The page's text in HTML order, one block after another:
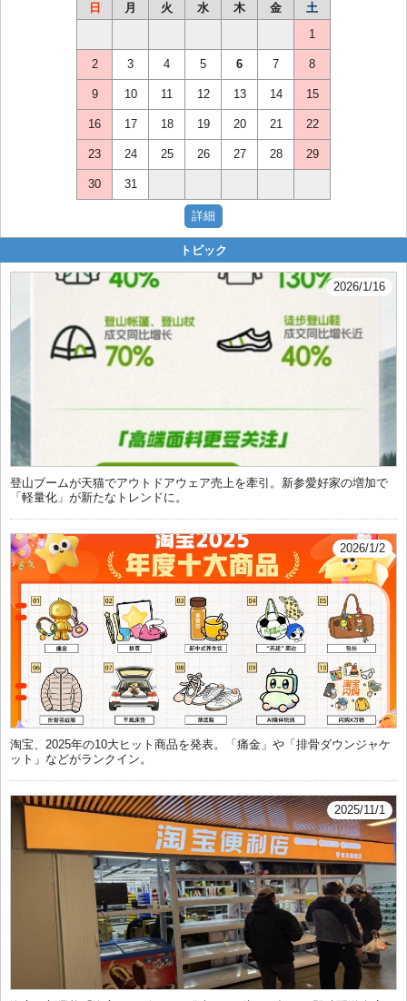
日 月 火 水 木 金
土
1
2 3 4 5 6 7 8
9 10 11 12 13 14 15
16 17 18 19 20 21 22
23 24 25 26 27 28 29
30 31
トピック
2026/1/16
登山ブームが天猫でアウトドアウェア売上を牽引。新参愛好家の増加で
「軽量化」が新たなトレンドに。
2026/1/2
淘宝、2025年の10大ヒット商品を発表。「痛金」や「排骨ダウンジャケ
ット」などがランクイン。
2025/11/1